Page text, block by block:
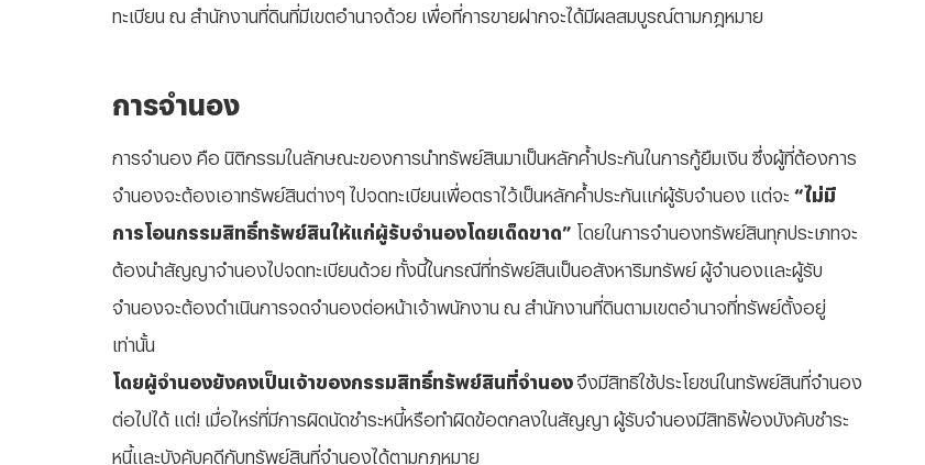
ทะเบียน ณ สำนักงานที่ดินที่มีเขตอำนาจด้วย เพื่อที่การขายฝากจะได้มีผลสมบูรณ์ตามกฎหมาย
การจำนอง
การจำนอง คือ นิติกรรมในลักษณะของการนำทรัพย์สินมาเป็นหลักค้ำประกันในการกู้ยืมเงิน ซึ่งผู้ที่ต้องการ
จำนองจะต้องเอาทรัพย์สินต่างๆ ไปจดทะเบียนเพื่อตราไว้เป็นหลักค้ำประกันแก่ผู้รับจำนอง แต่จะ “ไม่มี
การโอนกรรมสิทธิ์ทรัพย์สินให้แก่ผู้รับจำนองโดยเด็ดขาด” โดยในการจำนองทรัพย์สินทุกประเภทจะ
ต้องนำสัญญาจำนองไปจดทะเบียนด้วย ทั้งนี้ในกรณีที่ทรัพย์สินเป็นอสังหาริมทรัพย์ ผู้จำนองและผู้รับ
จำนองจะต้องดำเนินการจดจำนองต่อหน้าเจ้าพนักงาน ณ สำนักงานที่ดินตามเขตอำนาจที่ทรัพย์ตั้งอยู่
เท่านั้น
โดยผู้จำนองยังคงเป็นเจ้าของกรรมสิทธิ์ทรัพย์สินที่จำนอง จึงมีสิทธิใช้ประโยชน์ในทรัพย์สินที่จำนอง
ต่อไปได้ แต่! เมื่อไหร่ที่มีการผิดนัดชำระหนี้หรือทำผิดข้อตกลงในสัญญา ผู้รับจำนองมีสิทธิฟ้องบังคับชำระ
หนี้และบังคับคดีกับทรัพย์สินที่จำนองได้ตามกฎหมาย